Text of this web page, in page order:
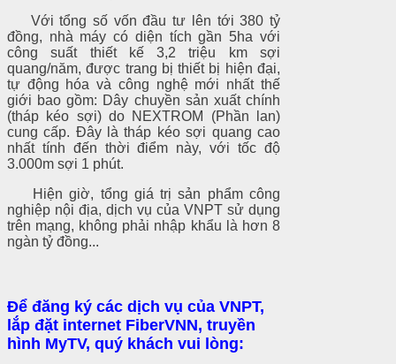
Với tổng số vốn đầu tư lên tới 380 tỷ
đồng, nhà máy có diện tích gần 5ha với
công suất thiết kế 3,2 triệu km sợi
quang/năm, được trang bị thiết bị hiện đại,
tự động hóa và công nghệ mới nhất thế
giới bao gồm: Dây chuyền sản xuất chính
(tháp kéo sợi) do NEXTROM (Phần lan)
cung cấp. Đây là tháp kéo sợi quang cao
nhất tính đến thời điểm này, với tốc độ
3.000m sợi 1 phút.
Hiện giờ, tổng giá trị sản phẩm công
nghiệp nội địa, dịch vụ của VNPT sử dụng
trên mạng, không phải nhập khẩu là hơn 8
ngàn tỷ đồng...
Để đăng ký các dịch vụ của VNPT,
lắp đặt internet FiberVNN, truyền
hình MyTV, quý khách vui lòng: